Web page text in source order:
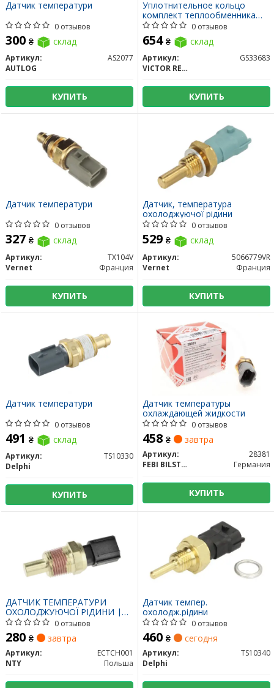
Датчик температури
0 отзывов
300 ₴ склад
Артикул:
AS2077
AUTLOG
КУПИТЬ
Уплотнительное кольцо
комплект теплообменника
смазки
0 отзывов
654 ₴ склад
Артикул:
GS33683
VICTOR REINZ
КУПИТЬ
Датчик температури
0 отзывов
327 ₴ склад
Артикул:
TX104V
Vernet
Франция
КУПИТЬ
Датчик, температура
охолоджуючої рідини
0 отзывов
529 ₴ склад
Артикул:
5066779VR
Vernet
Франция
КУПИТЬ
Датчик температури
0 отзывов
491 ₴ склад
Артикул:
TS10330
Delphi
КУПИТЬ
Датчик температуры
охлаждающей жидкости
0 отзывов
458 ₴ завтра
Артикул:
28381
FEBI BILSTEIN
Германия
КУПИТЬ
ДАТЧИК ТЕМПЕРАТУРИ
ОХОЛОДЖУЮЧОЇ РІДИНИ |
CHRYSLER PT CRUISER 01-,
SEBRING 01-, PACIFICA 04-08
ECTCH001 NTY
0 отзывов
280 ₴ завтра
Артикул:
ECTCH001
NTY
Польша
Датчик темпер.
охолодж.рідини
0 отзывов
460 ₴ сегодня
Артикул:
TS10340
Delphi